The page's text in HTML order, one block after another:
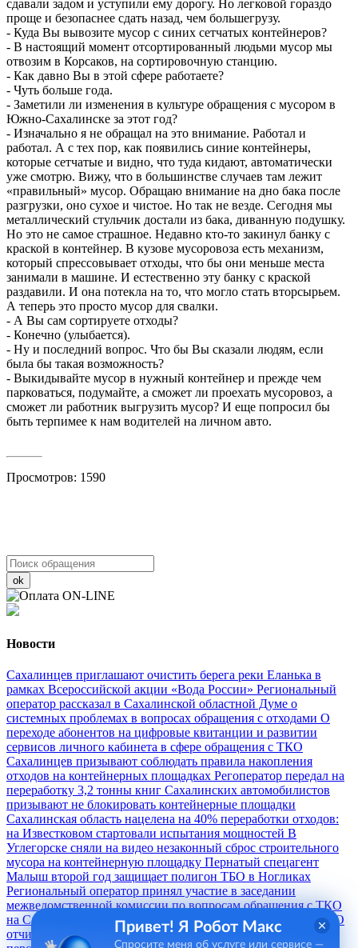
сдавали задом и уступили ему дорогу. Но легковой гораздо
проще и безопаснее сдать назад, чем большегрузу.
- Куда Вы вывозите мусор с синих сетчатых контейнеров?
- В настоящий момент отсортированный людьми мусор мы
отвозим в Корсаков, на сортировочную станцию.
- Как давно Вы в этой сфере работаете?
- Чуть больше года.
- Заметили ли изменения в культуре обращения с мусором в
Южно-Сахалинске за этот год?
- Изначально я не обращал на это внимание. Работал и
работал. А с тех пор, как появились синие контейнеры,
которые сетчатые и видно, что туда кидают, автоматически
уже смотрю. Вижу, что в большинстве случаев там лежит
«правильный» мусор. Обращаю внимание на дно бака после
разгрузки, оно сухое и чистое. Но так не везде. Сегодня мы
металлический стульчик достали из бака, диванную подушку.
Но это не самое страшное. Недавно кто-то закинул банку с
краской в контейнер. В кузове мусоровоза есть механизм,
который спрессовывает отходы, что бы они меньше места
занимали в машине. И естественно эту банку с краской
раздавили. И она потекла на то, что могло стать вторсырьем.
А теперь это просто мусор для свалки.
- А Вы сам сортируете отходы?
- Конечно (улыбается).
- Ну и последний вопрос. Что бы Вы сказали людям, если
была бы такая возможность?
- Выкидывайте мусор в нужный контейнер и прежде чем
парковаться, подумайте, а сможет ли проехать мусоровоз, а
сможет ли работник выгрузить мусор? И еще попросил бы
быть терпимее к нам водителей на личном авто.
Просмотров: 1590
ok
Новости
Сахалинцев приглашают очистить берега реки Еланька в
рамках Всероссийской акции «Вода России» Региональный
оператор рассказал в Сахалинской областной Думе о
системных проблемах в вопросах обращения с отходами О
переходе абонентов на цифровые квитанции и развитии
сервисов личного кабинета в сфере обращения с ТКО
Сахалинцев призывают соблюдать правила накопления
отходов на контейнерных площадках Регоператор передал на
переработку 3,2 тонны книг Сахалинских автомобилистов
призывают не блокировать контейнерные площадки
Сахалинская область нацелена на 40% переработки отходов:
на Известковом стартовали испытания мощностей В
Углегорске сняли на видео незаконный сброс строительного
мусора на контейнерную площадку Пернатый спецагент
Малыш второй год защищает полигон ТБО в Ногликах
Региональный оператор принял участие в заседании
межведомственной комиссии по вопросам обращения с ТКО
на Сахалине
Сахалинский регоператор по обращению с ТКО
отчитался о запасах топливаВыпускники СахГУ узнали о
Привет! Я Робот Макс
Спросите меня об услуге или сервисе —